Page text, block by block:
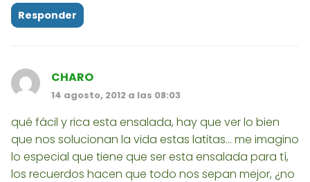
Responder
CHARO
14 agosto, 2012 a las 08:03
qué fácil y rica esta ensalada, hay que ver lo bien
que nos solucionan la vida estas latitas... me imagino
lo especial que tiene que ser esta ensalada para tí,
los recuerdos hacen que todo nos sepan mejor, ¿no